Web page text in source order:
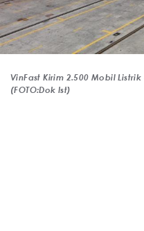
VinFast Kirim 2.500 Mobil
(FOTO:Dok Ist)